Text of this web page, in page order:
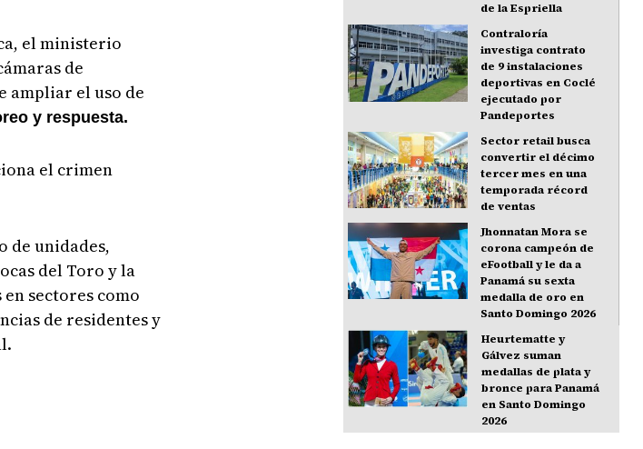
el ministerio
de
ampliar el uso de
y respuesta.
el crimen
de unidades,
del Toro y la
sectores como
de residentes y
de la Espriella
Contraloría
investiga contrato
de 9 instalaciones
deportivas en Coclé
ejecutado por
Pandeportes
Sector retail busca
convertir el décimo
tercer mes en una
temporada récord
de ventas
Jhonnatan Mora se
corona campeón de
eFootball y le da a
Panamá su sexta
medalla de oro en
Santo Domingo 2026
Heurtematte y
Gálvez suman
medallas de plata y
bronce para Panamá
en Santo Domingo
2026